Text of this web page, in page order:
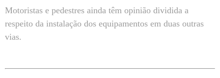
Motoristas e pedestres ainda têm opinião dividida a
respeito da instalação dos equipamentos em duas outras
vias.